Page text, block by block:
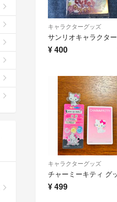
キャラクターグッズ
¥400
キャラクターグッズ
¥499